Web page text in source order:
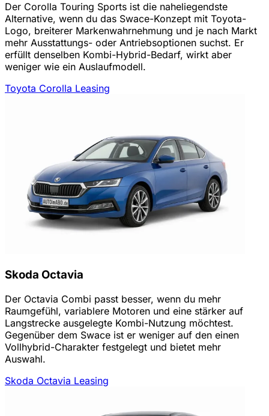
Der Corolla Touring Sports ist die naheliegendste
Alternative, wenn du das Swace-Konzept mit Toyota-
Logo, breiterer Markenwahrnehmung und je nach Markt
mehr Ausstattungs- oder Antriebsoptionen suchst. Er
erfüllt denselben Kombi-Hybrid-Bedarf, wirkt aber
weniger wie ein Auslaufmodell.
Toyota Corolla Leasing
Skoda Octavia
Der Octavia Combi passt besser, wenn du mehr
Raumgefühl, variablere Motoren und eine stärker auf
Langstrecke ausgelegte Kombi-Nutzung möchtest.
Gegenüber dem Swace ist er weniger auf den einen
Vollhybrid-Charakter festgelegt und bietet mehr
Auswahl.
Skoda Octavia Leasing